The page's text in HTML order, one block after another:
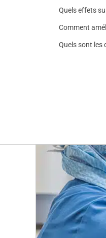
Quels effets
Comment
Quels sont les